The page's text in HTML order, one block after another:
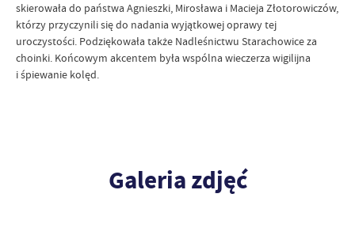
skierowała do państwa Agnieszki, Mirosława i Macieja Złotorowiczów,
którzy przyczynili się do nadania wyjątkowej oprawy tej
uroczystości. Podziękowała także Nadleśnictwu Starachowice za
choinki. Końcowym akcentem była wspólna wieczerza wigilijna
i śpiewanie kolęd.
Galeria zdjęć